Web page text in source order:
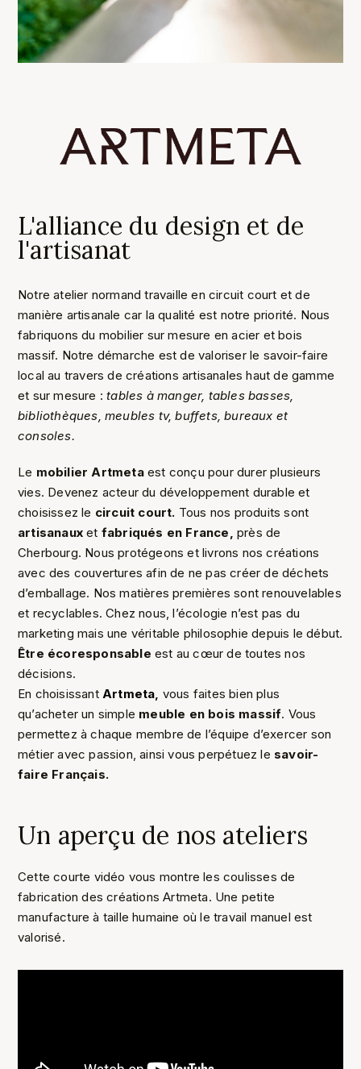
L'alliance du design et de
l'artisanat
Notre atelier normand travaille en circuit court et de
manière artisanale car la qualité est notre priorité. Nous
fabriquons du mobilier sur mesure en acier et bois
massif. Notre démarche est de valoriser le savoir-faire
local au travers de créations artisanales haut de gamme
et sur mesure :tables à manger, tables basses,
bibliothèques, meubles tv, buffets, bureaux et
consoles.
Le mobilier Artmetaest conçu pour durer plusieurs
vies. Devenez acteur du développement durable et
choisissez le circuit court. Tous nos produits sont
artisanaux et fabriqués en France,près de
Cherbourg. Nous protégeons et livrons nos créations
avec des couvertures afin de ne pas créer de déchets
d’emballage. Nos matières premières sont renouvelables
et recyclables. Chez nous, l’écologie n’est pas du
marketing mais une véritable philosophie depuis le début.
Être écoresponsable est au cœur de toutes nos
décisions.
En choisissant Artmeta vous faites bien plus
qu’acheter un simple meuble en bois massif. Vous
permettez à chaque membre de l’équipe d’exercer son
métier avec passion, ainsi vous perpétuez le savoir-
faire Français.
Un aperçu de nos ateliers
Cette courte vidéo vous montre les coulisses de
fabrication des créations Artmeta. Une petite
manufacture à taille humaine où le travail manuel est
valorisé.